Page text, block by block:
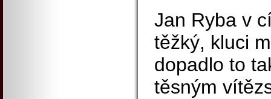
Jan Ryba v
těžký, kluci
dopadlo to
těsným